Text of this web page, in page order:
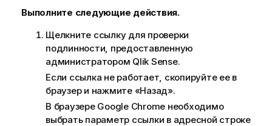
Выполните следующие действия.
Щелкните ссылку для проверки
подлинности, предоставленную
администратором Qlik Sense.
Если ссылка не работает, скопируйте ее в
браузер и нажмите «Назад».
В браузере Google Chrome необходимо
выбрать параметр ссылки в адресной строке